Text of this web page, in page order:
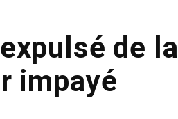
de la
impayé